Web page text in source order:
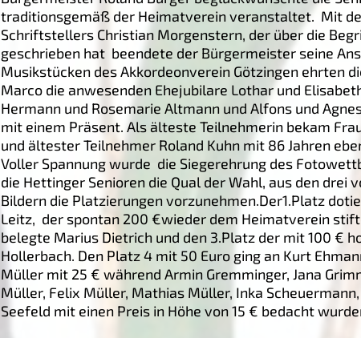
traditionsgemäß der Heimatverein veranstaltet. Mit
Schriftstellers Christian Morgenstern, der über die
geschrieben hat beendete der Bürgermeister seine
Musikstücken des Akkordeonverein Götzingen ehrten
Marco die anwesenden Ehejubilare Lothar und
Hermann und Rosemarie Altmann und Alfons und
mit einem Präsent. Als älteste Teilnehmerin bekam
und ältester Teilnehmer Roland Kuhn mit 86 Jahren
Voller Spannung wurde die Siegerehrung des
die Hettinger Senioren die Qual der Wahl, aus den drei
Bildern die Platzierungen vorzunehmen.Der1.Platz
Leitz, der spontan 200 €wieder dem Heimatverein
belegte Marius Dietrich und den 3.Platz der mit 100 €
Hollerbach. Den Platz 4 mit 50 Euro ging an Kurt
Müller mit 25 € während Armin Gremminger, Jana
Müller, Felix Müller, Mathias Müller, Inka
Seefeld mit einen Preis in Höhe von 15 € bedacht